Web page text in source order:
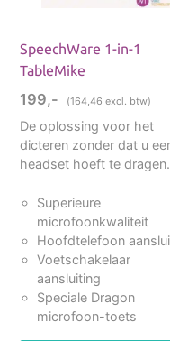
ingebouwde
te dragen. Deze
de meest accurate
Dankzij de ultieme
onderdrukking
herkenning bij
TableMike maar
van Nuance en
toonaangevende
Met handige
functietoetsen
SpeechWare 1-in-1
TableMike
199,- (164,46 excl. btw)
De oplossing voor het
dicteren zonder dat u
headset hoeft te dragen.
Superieure
microfoonkwaliteit
Hoofdtelefoon
Voetschakelaar
aansluiting
Speciale Dragon
microfoon-toets